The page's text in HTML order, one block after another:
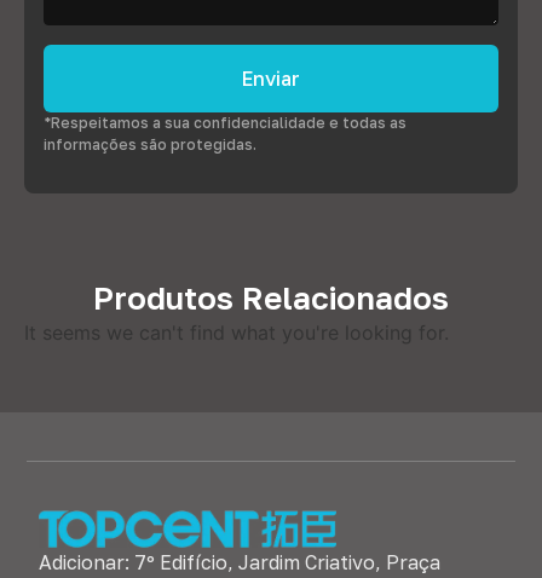
Enviar
*Respeitamos a sua confidencialidade e todas as
informações são protegidas.
Produtos Relacionados
It seems we can't find what you're looking for
Adicionar: 7º Edifício, Jardim Criativo, Praça